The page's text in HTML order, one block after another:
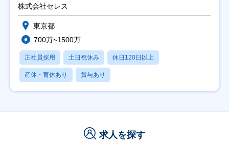
株式会社セレス
東京都
700万~1500万
正社員採用 土日祝休み 休日120日以上
産休・育休あり 賞与あり
求人を探す